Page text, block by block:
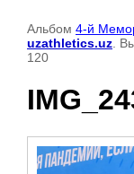
Альбом 4-й
uzathletics.uz .
120